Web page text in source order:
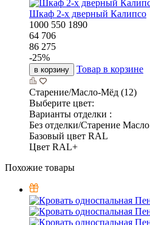
Шкаф 2-х дверный Калипсо
1000 550 1890
64 706
86 275
-25%
в корзину Товар в корзине
Старение/Масло-Мёд (12)
Выберите цвет:
Варианты отделки :
Без отделки/Старение Масло
Базовый цвет RAL
Цвет RAL+
Похожие товары